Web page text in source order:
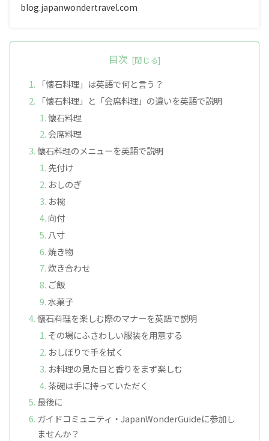
blog.japanwondertravel.com
目次
「懐石料理」は英語で何と言う？
「懐石料理」と「会席料理」の違いを英語で説明
懐石料理
会席料理
懐石料理のメニューを英語で説明
先付け
おしのぎ
お椀
向付
八寸
焼き物
炊き合わせ
ご飯
水菓子
懐石料理を楽しむ際のマナーを英語で説明
その場にふさわしい服装を用意する
おしぼりで手を拭く
お料理の見た目と香りをまず楽しむ
茶碗は手に持っていただく
最後に
ガイドコミュニティ・JapanWonderGuideに参加し
ませんか？